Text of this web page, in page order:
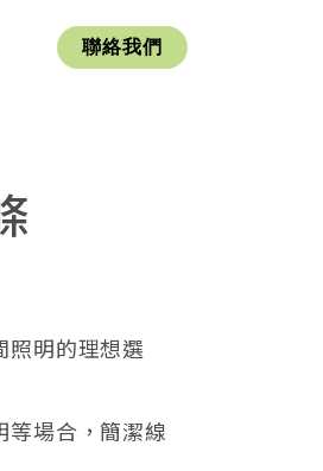
聯絡我們
照明的理想選
等場合，簡潔線